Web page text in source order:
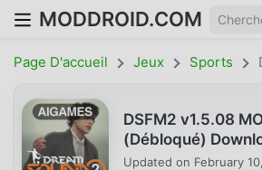
MODDROID.COM
Page D'accueil Jeux Sports
DSFM2 v1.5.08
(Débloqué)
Updated on February